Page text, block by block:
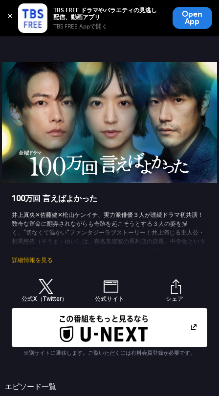
TBS FREE ドラマやバラエティの見逃し
TBS FREE Appで開く
Open
App
TBS FREE
無料見逃し配信
100万回 言えばよかった
井上真央✕佐藤健✕松山ケンイチ、実力派俳優３人が連続ドラマ初共演！
数奇な運命に翻弄されながらも奇跡を起こそうとする３人の姿を描
く、“切なくて温かい”ファンタジーラブストーリー！井上演じる主人公・
相馬悠依（そうま・ゆい）は、有名美容室の系列店の店長。中学生という
の・なおき）と出会う。その後、直木とは別々の道を歩み音信不通だった
姿を消してしまうのだった…。実力派女優の井上が、突然命を落としてし
まった恋人を想い、悩みながらも少しずつ前を向いて歩み出す切ない主人
公を熱演する。そして、佐藤が演じる直木は、悠依と同じく家庭の事情で
里親に預けられた過去を持つ。料理人の道を目指していた直木は小さな店
をオープンさせ、そこで悠依と偶然の再会を果たす。悠依と一緒に過ごす
時間が長くなるにつれ、この先の人生も一緒に歩んでいきたいと思うよう
になるが、ある日突然事件に巻き込まれ、死んだ時の記憶が無いまま魂と
なって現世をさまようことになってしまう…。さらに、現世をさまよう直
木と唯一意思の疎通ができる刑事・魚住譲（うおずみ・ゆずる）を演じる
る最中に、魂となって現世をさまよう直木の姿が見えることに気づく。戸
惑いを隠せないまま、直木の思いを伝えるため悠依に接触を図るのだ
詳細情報を見る
公式X（Twitter） 公式サイト シェア
※別サイトに遷移します。ご覧いただくには有料会員登録が必要です。
エピソード一覧